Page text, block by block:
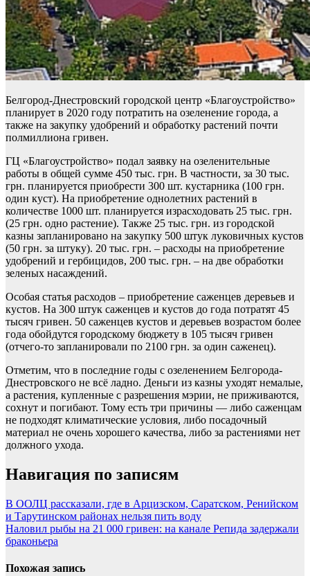
Белгород-Днестровский городской центр «Благоустройство»
планирует в 2020 году потратить на озеленение города, а
также на закупку удобрений и обработку растений почти
полмиллиона гривен.
ГЦ «Благоустройство» подал заявку на озеленительные
работы в общей сумме 450 тыс. грн. В частности, за 30 тыс.
грн. планируется приобрести 300 шт. кустарника (100 грн.
один куст). На приобретение однолетних растений в
количестве 1000 шт. планируется израсходовать 25 тыс. грн.
(25 грн. одно растение). Также 25 тыс. грн. из городской
казны запланировано на закупку 500 штук луковичных кустов
(50 грн. за штуку). 20 тыс. грн. – расходы на приобретение
удобрений и гербицидов, 200 тыс. грн. – на две обработки
зеленых насаждений.
Особая статья расходов – приобретение саженцев деревьев и
кустов. На 300 штук саженцев и кустов до года потратят 45
тысяч гривен. 50 саженцев кустов и деревьев возрастом более
года обойдутся городскому бюджету в 105 тысяч гривен
(отчего-то запланировали по 2100 грн. за один саженец).
Отметим, что в последние годы с озеленением Белгорода-
Днестровского не всё ладно. Деньги из казны уходят немалые,
а растения, купленные с разрешения мэрии, не приживаются,
сохнут и погибают. Тому есть три причины — либо саженцам
не подходят климатические условия, либо посадочный
материал не очень хорошего качества, либо за растениями нет
должного ухода.
Навигация по записям
В ООЛЦ рассказали, где в Арцизском, Саратском, Ренийском
и Тарутинском районах нельзя пить воду
Наловил рыбы на 21 000 гривен: на канале Репида задержали
браконьера
Похожая запись